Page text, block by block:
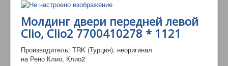
Молдинг двери передней левой
Clio, Clio2 7700410278 * 1121
Производитель: TRK (Турция), неоригинал
на Рено Клио, Клио2